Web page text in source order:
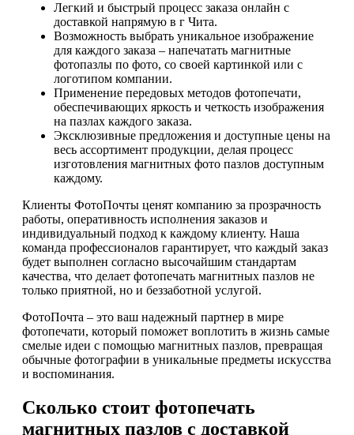
Легкий и быстрый процесс заказа онлайн с
доставкой напрямую в г Чита.
Возможность выбрать уникальное изображение
для каждого заказа – напечатать магнитные
фотопазлы по фото, со своей картинкой или с
логотипом компании.
Применение передовых методов фотопечати,
обеспечивающих яркость и четкость изображения
на пазлах каждого заказа.
Эксклюзивные предложения и доступные цены на
весь ассортимент продукции, делая процесс
изготовления магнитных фото пазлов доступным
каждому.
Клиенты ФотоПочты ценят компанию за прозрачность
работы, оперативность исполнения заказов и
индивидуальный подход к каждому клиенту. Наша
команда профессионалов гарантирует, что каждый заказ
будет выполнен согласно высочайшим стандартам
качества, что делает фотопечать магнитных пазлов не
только приятной, но и беззаботной услугой.
ФотоПочта – это ваш надежный партнер в мире
фотопечати, который поможет воплотить в жизнь самые
смелые идеи с помощью магнитных пазлов, превращая
обычные фотографии в уникальные предметы искусства
и воспоминания.
Сколько стоит фотопечать
магнитных пазлов с доставкой